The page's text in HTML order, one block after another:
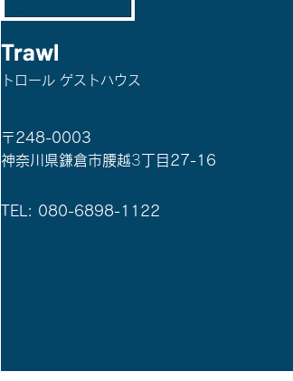
Trawl
トロール ゲストハウス
〒248-0003
神奈川県鎌倉市腰越3丁目27-16
TEL: 080-6898-1122